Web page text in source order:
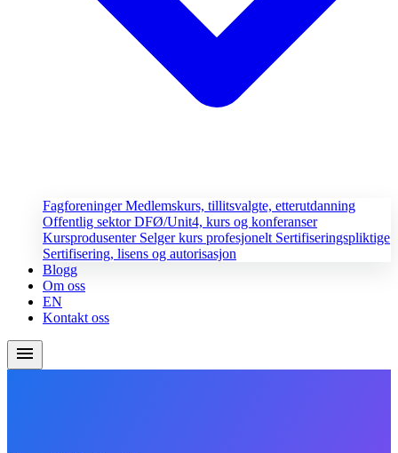
FagforeningerMedlemskurs, tillitsvalgte, etterutdanning
Offentlig sektorDFØ/Unit4, kurs og konferanser
Kursprodusenter Selger kurs profesjonelt Sertifiseringspliktige
Sertifisering, lisens og autorisasjon
Blogg
Om oss
EN
Kontakt oss
menu